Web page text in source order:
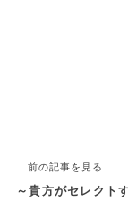
前の記事を見る
～貴方がセレクト